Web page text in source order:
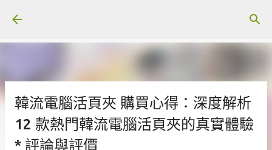
韓流電腦活頁夾 購買心得：深度解析
12 款熱門韓流電腦活頁夾的真實體驗
* 評論與評價